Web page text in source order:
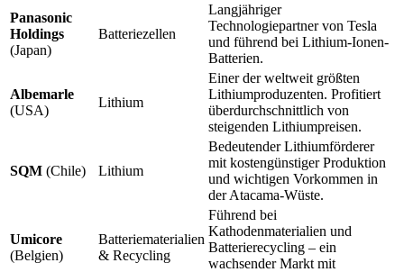
Panasonic
Holdings
(Japan)
Batteriezellen
Langjähriger
Technologiepartner von Tesla
und führend bei Lithium-Ionen-
Batterien.
Albemarle
(USA)
Lithium
Einer der weltweit größten
Lithiumproduzenten. Profitiert
überdurchschnittlich von
steigenden Lithiumpreisen.
SQM (Chile) Lithium
Bedeutender Lithiumförderer
mit kostengünstiger Produktion
und wichtigen Vorkommen in
der Atacama-Wüste.
Umicore
(Belgien)
Batteriematerialien
& Recycling
Führend bei
Kathodenmaterialien und
Batterierecycling – ein
wachsender Markt mit